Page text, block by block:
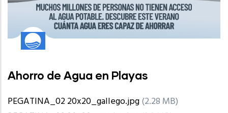
Ahorro de Agua en Playas
PEGATINA_02 20x20_gallego.jpg(2.28 MB)